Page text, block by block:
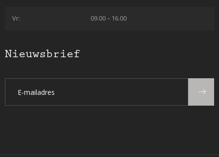
Vr: 09.00 – 16.00
Nieuwsbrief